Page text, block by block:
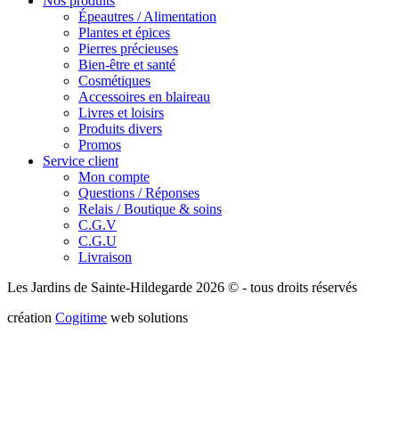
Épeautres / Alimentation
Plantes et épices
Pierres précieuses
Bien-être et santé
Cosmétiques
Accessoires en blaireau
Livres et loisirs
Produits divers
Promos
Service client
Mon compte
Questions / Réponses
Relais / Boutique & soins
C.G.V
C.G.U
Livraison
Les Jardins de Sainte-Hildegarde 2026 © - tous droits réservés
création Cogitime web solutions